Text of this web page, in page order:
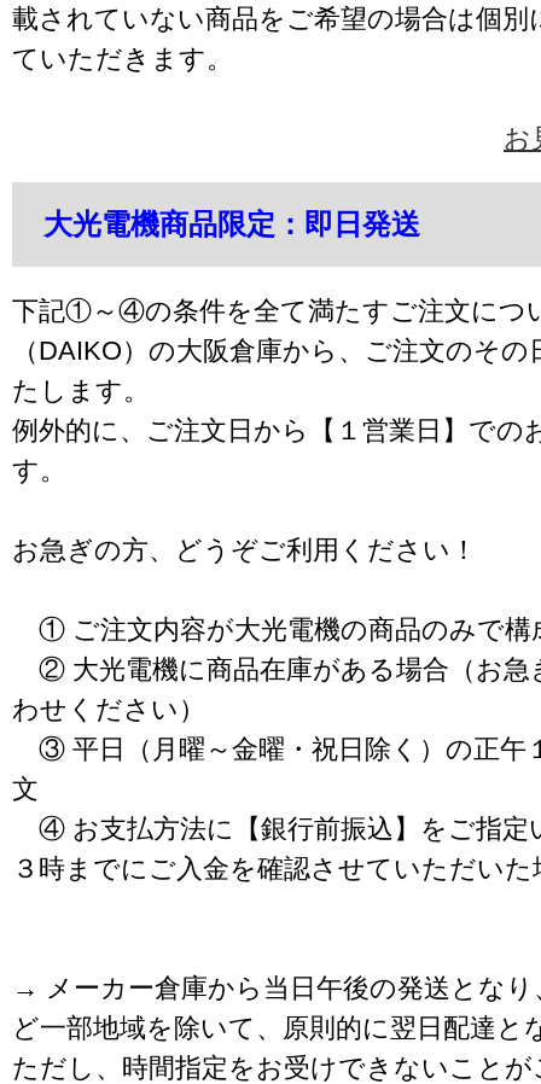
載されていない商品をご希望の場合は個別
ていただきます。
お
大光電機商品限定：即日発送
下記①～④の条件を全て満たすご注文につ
（DAIKO）の大阪倉庫から、ご注文のそ
たします。
例外的に、ご注文日から【１営業日】での
す。
お急ぎの方、どうぞご利用ください！
① ご注文内容が大光電機の商品のみで構
② 大光電機に商品在庫がある場合（お急
わせください）
③ 平日（月曜～金曜・祝日除く）の正午
文
④ お支払方法に【銀行前振込】をご指定
３時までにご入金を確認させていただいた
→ メーカー倉庫から当日午後の発送となり
ど一部地域を除いて、原則的に翌日配達と
ただし、時間指定をお受けできないこと